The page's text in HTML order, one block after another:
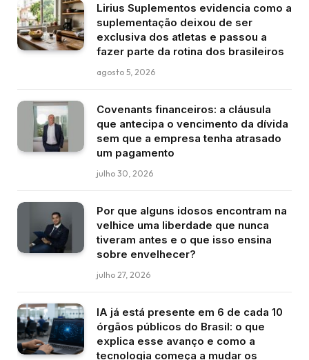
Lirius Suplementos evidencia como a
suplementação deixou de ser
exclusiva dos atletas e passou a
fazer parte da rotina dos brasileiros
agosto 5, 2026
Covenants financeiros: a cláusula
que antecipa o vencimento da dívida
sem que a empresa tenha atrasado
um pagamento
julho 30, 2026
Por que alguns idosos encontram na
velhice uma liberdade que nunca
tiveram antes e o que isso ensina
sobre envelhecer?
julho 27, 2026
IA já está presente em 6 de cada 10
órgãos públicos do Brasil: o que
explica esse avanço e como a
tecnologia começa a mudar os